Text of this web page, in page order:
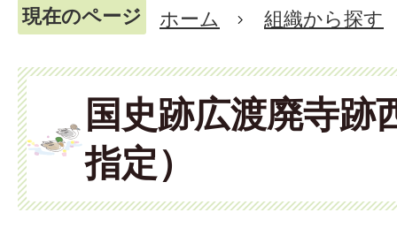
現在のページ ホーム 組織から探す
国史跡広渡廃寺跡
指定）